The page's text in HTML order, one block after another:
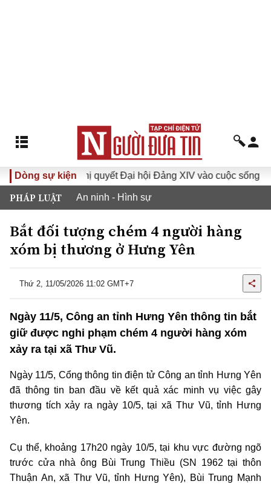
Dòng sự kiện
Đưa Nghị quyết Đại hội Đảng XIV vào cuộc sống
PHÁP LUẬT An ninh - Hình sự
Bắt đối tượng chém 4 người hàng
xóm bị thương ở Hưng Yên
Thứ 2, 11/05/2026 11:02 GMT+7
Ngày 11/5, Công an tỉnh Hưng Yên thông tin bắt
giữ được nghi phạm chém 4 người hàng xóm
xảy ra tại xã Thư Vũ.
Ngày 11/5, Cổng thông tin điện tử Công an tỉnh Hưng Yên
đã thông tin ban đầu về kết quả xác minh vụ việc gây
thương tích xảy ra ngày 10/5, tại xã Thư Vũ, tỉnh Hưng
Yên.
Cụ thể, khoảng 17h20 ngày 10/5, tại khu vực đường ngõ
trước cửa nhà ông Bùi Trung Thiều (SN 1962 tại thôn
Thuận An, xã Thư Vũ, tỉnh Hưng Yên), Bùi Trung Mạnh